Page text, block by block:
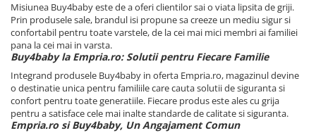
Misiunea Buy4baby este de a oferi clientilor sai o viata lipsita de griji.
Prin produsele sale, brandul isi propune sa creeze un mediu sigur si
confortabil pentru toate varstele, de la cei mai mici membri ai familiei
pana la cei mai in varsta.
Buy4baby la Empria.ro: Solutii pentru Fiecare Familie
Integrand produsele Buy4baby in oferta Empria.ro, magazinul devine
o destinatie unica pentru familiile care cauta solutii de siguranta si
confort pentru toate generatiile. Fiecare produs este ales cu grija
pentru a satisface cele mai inalte standarde de calitate si siguranta.
Empria.ro si Buy4baby, Un Angajament Comun